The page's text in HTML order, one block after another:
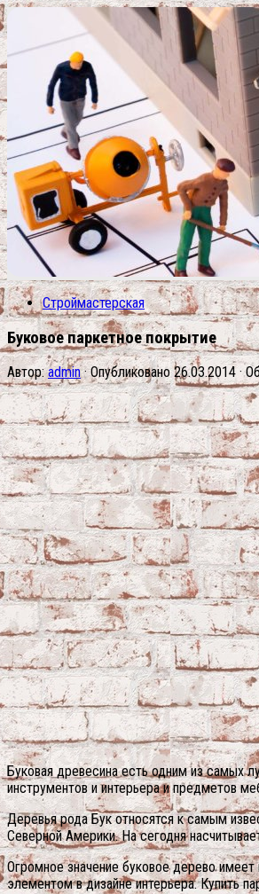
Строймастерская
Буковое паркетное покрытие
Автор:admin · Опубликовано26.03.2014·
Буковая древесина есть одним из самых
инструментов и интерьера и предметов
Деревья рода Бук относятся к самым
Северной Америки. На сегодня
Огромное значение буковое дерево
элементом в дизайне интерьера. Купить